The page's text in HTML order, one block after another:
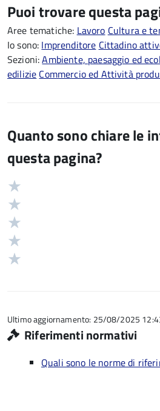
Puoi trovare questa
Aree tematiche: Lavoro Cultura e
Io sono: Imprenditore Cittadino
Sezioni:Ambiente, paesaggio ed
edilizie Commercio ed Attività
Quanto sono chiare le
questa pagina?
Valutazione
5
Ultimo aggiornamento: 25/08/2025
Riferimenti normativi
Quali sono le norme di